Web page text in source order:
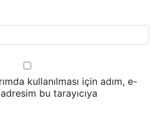
kullanılması için adım, e-
bu tarayıcıya